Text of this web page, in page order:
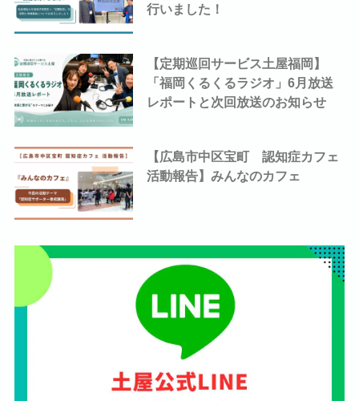
行いました！
【定期巡回サービス土屋福岡】
「福岡くるくるラジオ」6月放送
レポートと次回放送のお知らせ
【広島市中区宝町 認知症カフェ
活動報告】みんなのカフェ